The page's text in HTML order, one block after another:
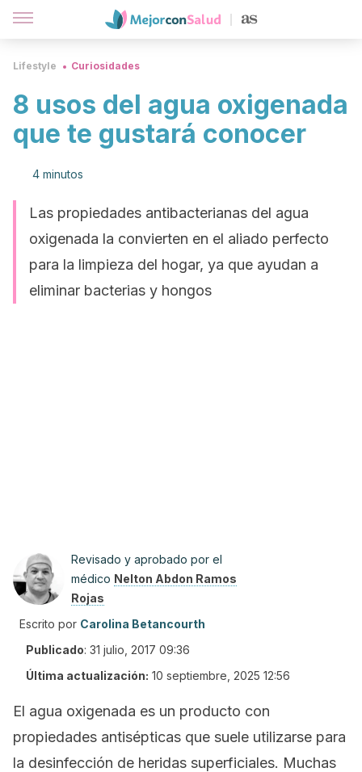
Lifestyle Curiosidades
8 usos del agua oxigenada
que te gustará conocer
4 minutos
Las propiedades antibacterianas del agua
oxigenada la convierten en el aliado perfecto
para la limpieza del hogar, ya que ayudan a
eliminar bacterias y hongos
Revisado y aprobado por el
médico Nelton Abdon Ramos
Rojas
Escrito por Carolina Betancourth
Publicado: 31 julio, 2017 09:36
Última actualización: 10 septiembre, 2025 12:56
El agua oxigenada es un producto con
propiedades antisépticas que suele utilizarse para
la desinfección de heridas superficiales. Muchas